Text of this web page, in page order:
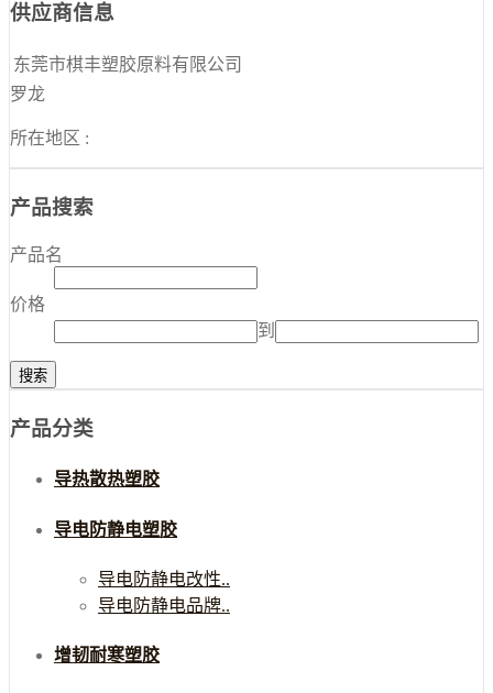
供应商信息
东莞市棋丰塑胶原料有限公司
罗龙
所在地区 :
产品搜索
产品名
价格
到
产品分类
导热散热塑胶
导电防静电塑胶
导电防静电改性..
导电防静电品牌..
增韧耐寒塑胶